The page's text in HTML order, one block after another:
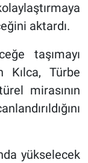
aktardı.
taşımayı
Kılca, Türbe
mirasının
yükselecek